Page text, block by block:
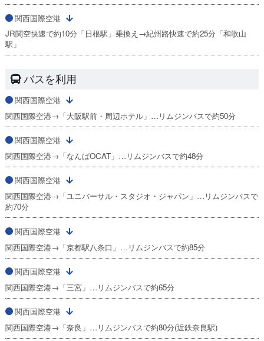
関西国際空港
JR関空快速で約10分「日根駅」乗換え→紀州路快速で約25分「和歌山
駅」
バスを利用
関西国際空港
関西国際空港→「大阪駅前・周辺ホテル」…リムジンバスで約50分
関西国際空港
関西国際空港→「なんばOCAT」…リムジンバスで約48分
関西国際空港
関西国際空港→「ユニバーサル・スタジオ・ジャパン」…リムジンバスで
約70分
関西国際空港
関西国際空港→「京都駅八条口」…リムジンバスで約85分
関西国際空港
関西国際空港→「三宮」…リムジンバスで約65分
関西国際空港
関西国際空港→「奈良」…リムジンバスで約80分(近鉄奈良駅)